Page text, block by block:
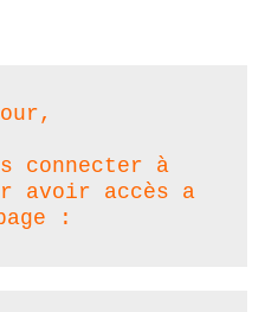
connecter à
avoir accès a
: